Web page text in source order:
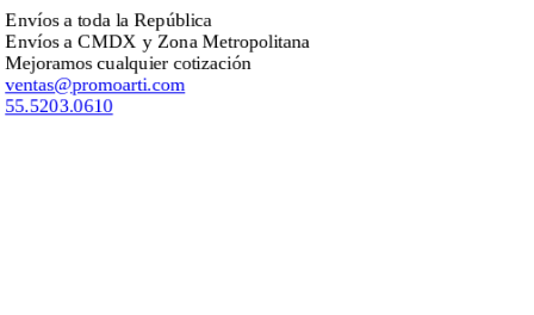
Envíos a toda la República
Envíos a CMDX y Zona Metropolitana
Mejoramos cualquier cotización
ventas@promoarti.com
55.5203.0610